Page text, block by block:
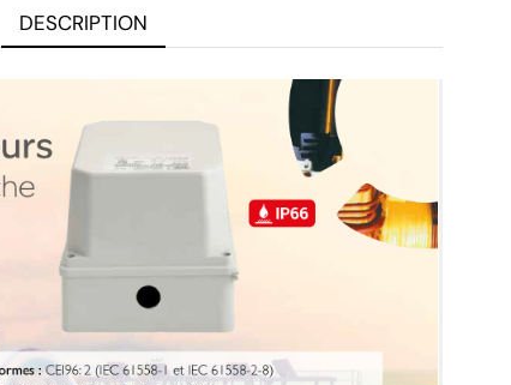
DESCRIPTION